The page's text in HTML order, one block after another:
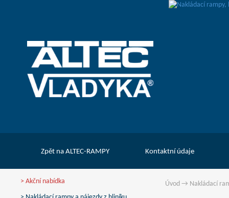
Zpět na ALTEC-RAMPY Kontaktní údaje
> Akční nabídka Úvod→ Nakládací